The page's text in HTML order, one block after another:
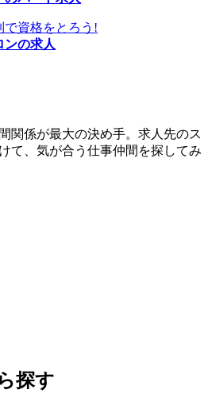
で資格をとろう!
ンの求人
関係が最大の決め手。求人先のス
て、気が合う仕事仲間を探してみ
探す